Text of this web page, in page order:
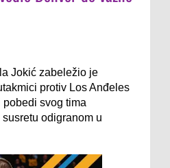
Jokić zabeležio je
protiv Los Anđeles
pobedi svog tima
odigranom u